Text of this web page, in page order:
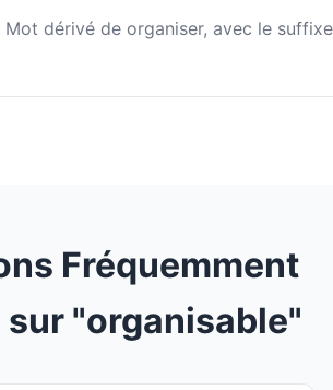
Mot dérivé de organiser, avec le suffixe
Fréquemment
sur "organisable"